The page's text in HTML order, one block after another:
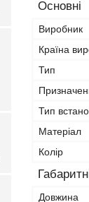
Основні
Виробник
Країна
Тип
Тип
Матеріал
Колір
Довжина